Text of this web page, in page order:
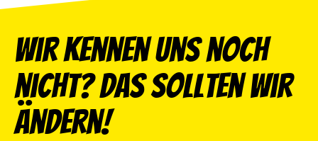
Wir kennen uns noch
nicht? Das sollten wir
ändern!